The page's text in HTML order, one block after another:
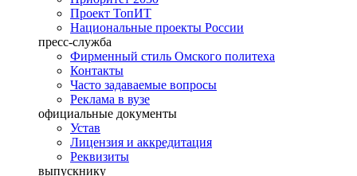
Проект ТопИТ
Национальные проекты России
пресс-служба
Фирменный стиль Омского политеха
Контакты
Часто задаваемые вопросы
Реклама в вузе
официальные документы
Устав
Лицензия и аккредитация
Реквизиты
выпускнику